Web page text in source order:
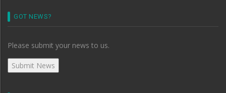
GOT NEWS?
Please submit your news to us.